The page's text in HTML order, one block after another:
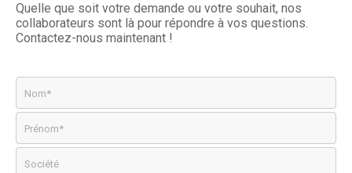
Quelle que soit votre demande ou votre souhait, nos
collaborateurs sont là pour répondre à vos questions.
Contactez-nous maintenant !